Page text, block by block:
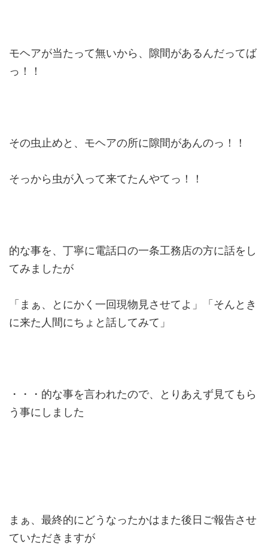
モヘアが当たって無いから、隙間があるんだってば
っ！！
その虫止めと、モヘアの所に隙間があんのっ！！
そっから虫が入って来てたんやてっ！！
的な事を、丁寧に電話口の一条工務店の方に話をし
てみましたが
「まぁ、とにかく一回現物見させてよ」「そんとき
に来た人間にちょと話してみて」
・・・的な事を言われたので、とりあえず見てもら
う事にしました
まぁ、最終的にどうなったかはまた後日ご報告させ
ていただきますが